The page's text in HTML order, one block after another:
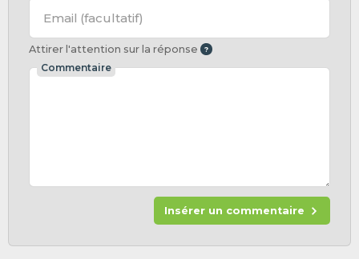
Email (facultatif)
Attirer l'attention sur la réponse
Commentaire
Insérer un commentaire